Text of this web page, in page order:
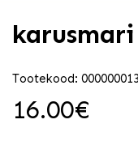
Tootekood:
16.00€